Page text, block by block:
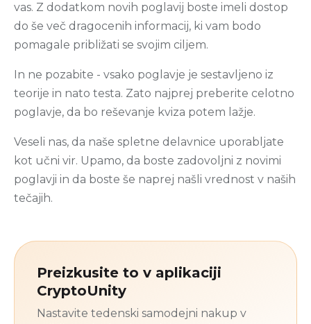
vas. Z dodatkom novih poglavij boste imeli dostop
do še več dragocenih informacij, ki vam bodo
pomagale približati se svojim ciljem.
In ne pozabite - vsako poglavje je sestavljeno iz
teorije in nato testa. Zato najprej preberite celotno
poglavje, da bo reševanje kviza potem lažje.
Veseli nas, da naše spletne delavnice uporabljate
kot učni vir. Upamo, da boste zadovoljni z novimi
poglavji in da boste še naprej našli vrednost v naših
tečajih.
Preizkusite to v aplikaciji
CryptoUnity
Nastavite tedenski samodejni nakup v